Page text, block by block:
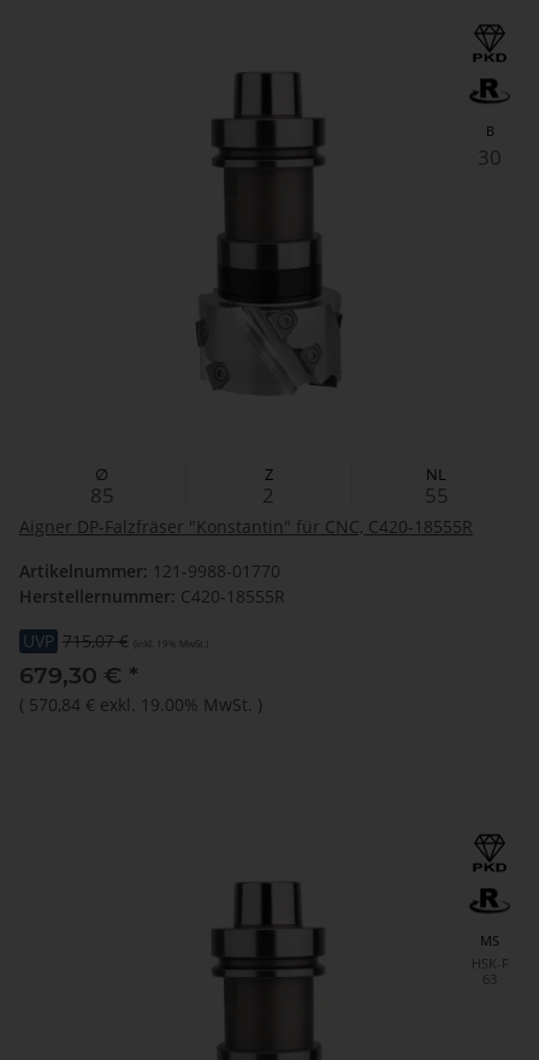
∅
85
Z
2
NL
55
B
30
Aigner DP-Falzfräser "Konstantin" für CNC, C420-18555R
Artikelnummer: 121-9988-01770
Herstellernummer: C420-18555R
UVP 715,07 € (inkl. 19% MwSt.)
679,30 € *
( 570,84 € exkl. 19.00% MwSt. )
MS
HSK-F
63